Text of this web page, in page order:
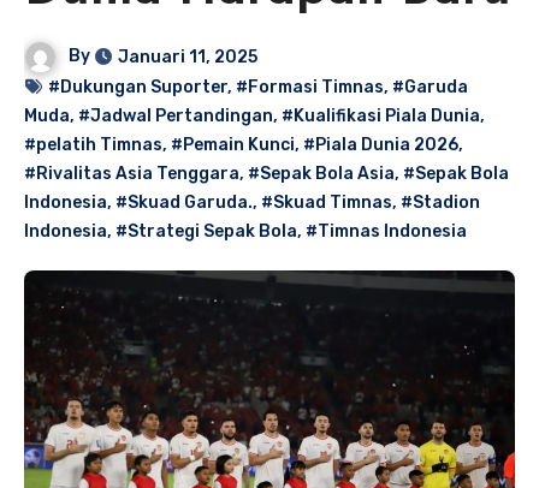
By
Januari 11, 2025
#Dukungan Suporter, #Formasi Timnas, #Garuda
Muda, #Jadwal Pertandingan, #Kualifikasi Piala Dunia,
#pelatih Timnas, #Pemain Kunci, #Piala Dunia 2026,
#Rivalitas Asia Tenggara, #Sepak Bola Asia, #Sepak Bola
Indonesia, #Skuad Garuda., #Skuad Timnas, #Stadion
Indonesia, #Strategi Sepak Bola, #Timnas Indonesia